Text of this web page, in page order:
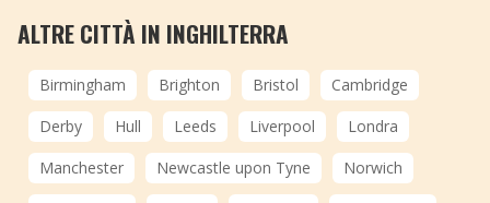
ALTRE CITTÀ IN INGHILTERRA
Birmingham Brighton Bristol
Cambridge
Derby
Hull Leeds Liverpool
Londra
Manchester
Newcastle upon Tyne
Norwich